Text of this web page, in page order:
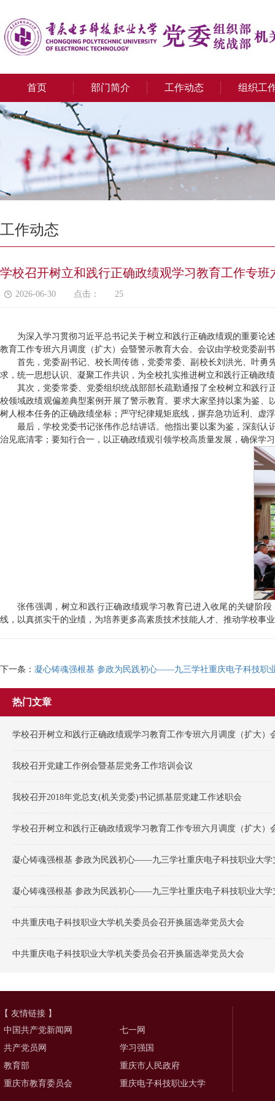
首页 部门简介 工作动态 组织工
工作动态
学校召开树立和践行正确政绩观学习教育工作专
2026-06-30 点击： 25
为深入学习贯彻习近平总书记关于树立和践行正确政绩观的重要论
教育工作专班六月调度（扩大）会暨警示教育大会。会议由学校党委副
首先，党委副书记、校长周传德，党委常委、副校长刘洪光、叶
求，统一思想认识、凝聚工作共识，为全校扎实推进树立和践行正确政
其次，党委常委、党委组织统战部部长疏勤通报了全校树立和践
校领域政绩观偏差典型案例开展了警示教育。要求大家坚持以案为鉴
树人根本任务的正确政绩坐标；严守纪律规矩底线，摒弃急功近利、虚
最后，学校党委书记张伟作总结讲话。他指出要以案为鉴，深刻
治见底清零；要知行合一，以正确政绩观引领学校高质量发展，确保学
张伟强调，树立和践行正确政绩观学习教育已进入收尾的关键阶
线，以真抓实干的业绩，为培养更多高素质技术技能人才、推动学校事
下一条： 凝心铸魂强根基 参政为民践初心——九三学社重庆电子科技职
热门文章
学校召开树立和践行正确政绩观学习教育工作专班六月调度（扩大）
我校召开党建工作例会暨基层党务工作培训会议
我校召开2018年党总支(机关党委)书记抓基层党建工作述职会
学校召开树立和践行正确政绩观学习教育工作专班六月调度（扩大）
凝心铸魂强根基 参政为民践初心——九三学社重庆电子科技职业大学
凝心铸魂强根基 参政为民践初心——九三学社重庆电子科技职业大学
中共重庆电子科技职业大学机关委员会召开换届选举党员大会
中共重庆电子科技职业大学机关委员会召开换届选举党员大会
【 友情链接 】
中国共产党新闻网
七一网
共产党员网
学习强国
教育部
重庆市人民政府
重庆市教育委员会
重庆电子科技职业大学